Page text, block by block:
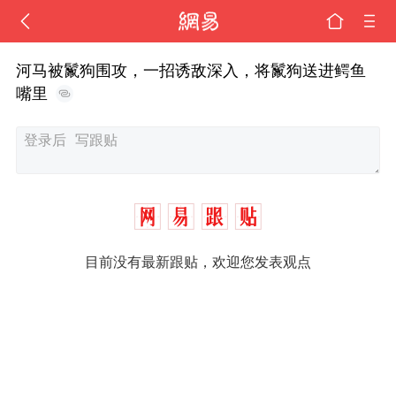
河马被鬣狗围攻，一招诱敌深入，将鬣狗送进鳄鱼
嘴里
目前没有最新跟贴，欢迎您发表观点